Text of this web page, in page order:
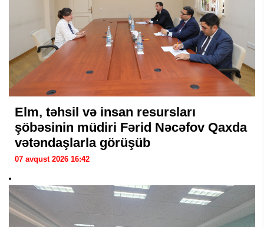
Elm, təhsil və insan resursları
şöbəsinin müdiri Fərid Nəcəfov Qaxda
vətəndaşlarla görüşüb
07 avqust 2026 16:42